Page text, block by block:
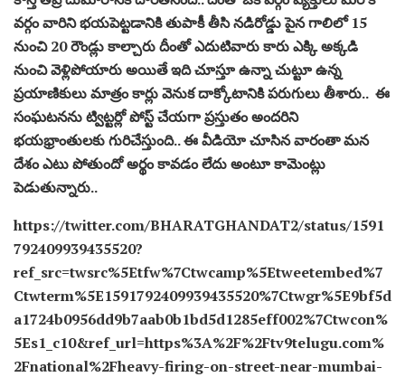
వర్గం వారిని భయపెట్టడానికి తుపాకీ తీసి నడిరోడ్డు పైన గాలిలో 15
నుంచి 20 రౌండ్లు కాల్చారు దీంతో ఎదుటివారు కారు ఎక్కి అక్కడి
నుంచి వెళ్లిపోయారు అయితే ఇది చూస్తూ ఉన్నా చుట్టూ ఉన్న
ప్రయాణికులు మాత్రం కార్లు వెనుక దాక్కోటానికి పరుగులు తీశారు.. ఈ
సంఘటనను ట్విట్టర్లో పోస్ట్ చేయగా ప్రస్తుతం అందరిని
భయభ్రాంతులకు గురిచేస్తుంది.. ఈ వీడియో చూసిన వారంతా మన
దేశం ఎటు పోతుందో అర్థం కావడం లేదు అంటూ కామెంట్లు
పెడుతున్నారు..
https://twitter.com/BHARATGHANDAT2/status/1591
792409939435520?
ref_src=twsrc%5Etfw%7Ctwcamp%5Etweetembed%7
Ctwterm%5E1591792409939435520%7Ctwgr%5E9bf5d
a1724b0956dd9b7aab0b1bd5d1285eff002%7Ctwcon%
5Es1_c10&ref_url=https%3A%2F%2Ftv9telugu.com%
2Fnational%2Fheavy-firing-on-street-near-mumbai-